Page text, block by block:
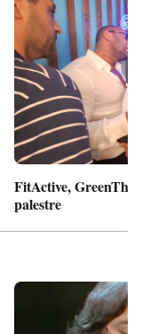
FitActive,
palestre